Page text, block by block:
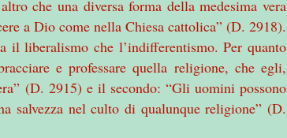
che una diversa forma della medesima vera
a Dio come nella Chiesa cattolica” (D. 2918).
il liberalismo che l’indifferentismo. Per quanto
e professare quella religione, che egli,
(D. 2915) e il secondo: “Gli uomini possono
salvezza nel culto di qualunque religione” (D.